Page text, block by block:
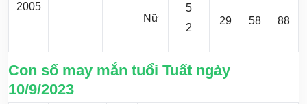
2005
Nữ
5
2
29 58 88
Con số may mắn tuổi Tuất ngày
10/9/2023